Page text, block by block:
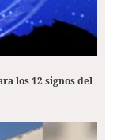
los 12 signos del